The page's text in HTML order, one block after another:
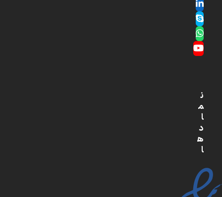
LinkedIn
Skype
Whatsapp
YouTube
ن
م
ا
د
ه
ا